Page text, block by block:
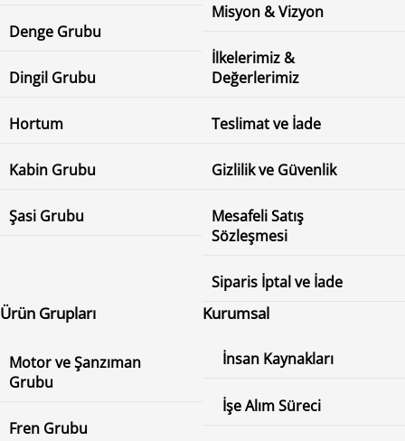
Denge Grubu
Dingil Grubu
Hortum
Kabin Grubu
Şasi Grubu
Misyon & Vizyon
İlkelerimiz &
Değerlerimiz
Teslimat ve İade
Gizlilik ve Güvenlik
Mesafeli Satış
Sözleşmesi
Siparis İptal ve İade
Ürün Grupları
Motor ve Şanzıman
Grubu
Fren Grubu
Kurumsal
İnsan Kaynakları
İşe Alım Süreci